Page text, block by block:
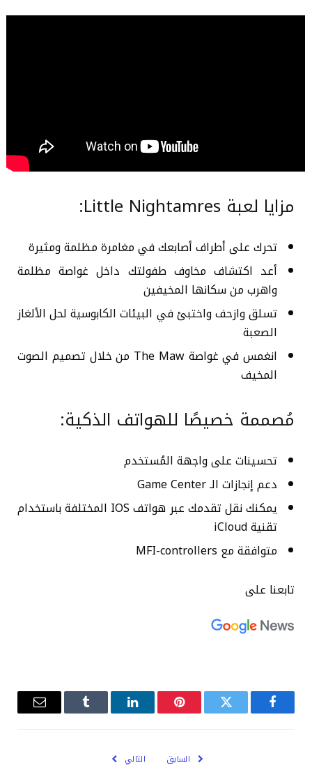
مزايا لعبة Little Nightamres
:
تحرك على أطراف أصابعك في مغامرة مظلمة ومثيرة
أعد اكتشاف مخاوف طفولتك داخل غواصة مظلمة
واهرب من سكانها المخيفين
تسلق وازحف واختبئ في البيئات الكابوسية لحل الألغاز
الصعبة
انغمس في غواصة The Maw من خلال تصميم الصوت
المخيف
مُصممة خصيصًا للهواتف الذكية:
تحسينات على واجهة المُستخدم
دعم إنجازات الـ Game Center
يمكنك نقل تقدمك عبر هواتف IOS المختلفة باستخدام
تقنية iCloud
متوافقة مع MFI-controllers
تابعنا على
فيسبوكتويتر بينتيريستلينكدإن Tumblrالبريد
السابق التالي